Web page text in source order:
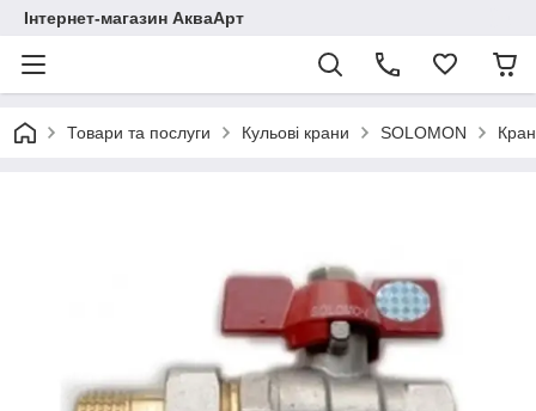
Інтернет-магазин АкваАрт
Товари та послуги Кульові крани SOLOMON